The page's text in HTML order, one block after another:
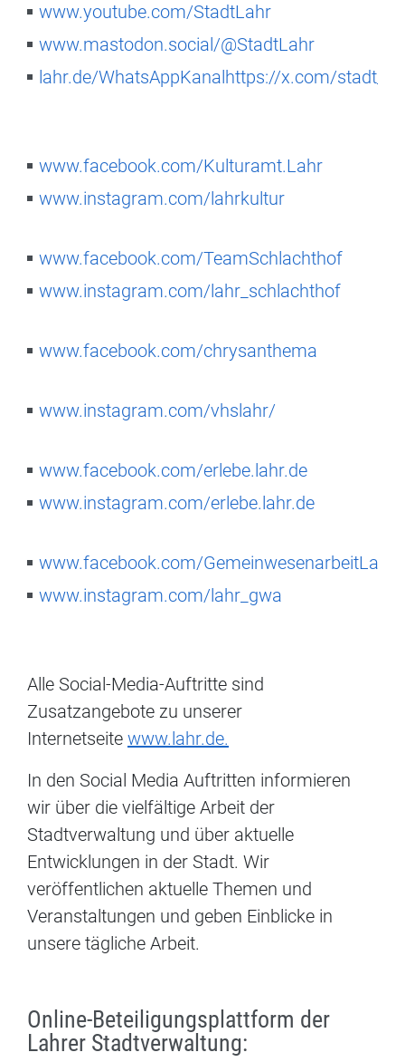
www.youtube.com/StadtLahr
www.mastodon.social/@StadtLahr
lahr.de/WhatsAppKanalhttps://x.com/
www.facebook.com/Kulturamt.Lahr
www.instagram.com/lahrkultur
www.facebook.com/TeamSchlachthof
www.instagram.com/lahr_schlachthof
www.facebook.com/chrysanthema
www.instagram.com/vhslahr/
www.facebook.com/erlebe.lahr.de
www.instagram.com/erlebe.lahr.de
www.facebook.com/GemeinwesenarbeitLahr
www.instagram.com/lahr_gwa
Alle Social-Media-Auftritte sind
Zusatzangebote zu unserer
Internetseite www.lahr.de.
In den Social Media Auftritten informieren
wir über die vielfältige Arbeit der
Stadtverwaltung und über aktuelle
Entwicklungen in der Stadt. Wir
veröffentlichen aktuelle Themen und
Veranstaltungen und geben Einblicke in
unsere tägliche Arbeit.
Online-Beteiligungsplattform der
Lahrer Stadtverwaltung: